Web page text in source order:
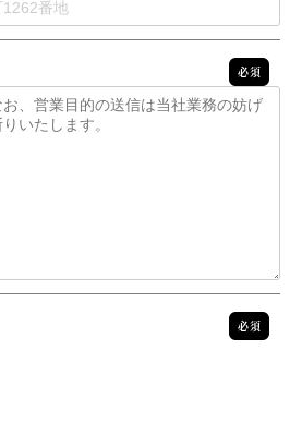
必須
必須